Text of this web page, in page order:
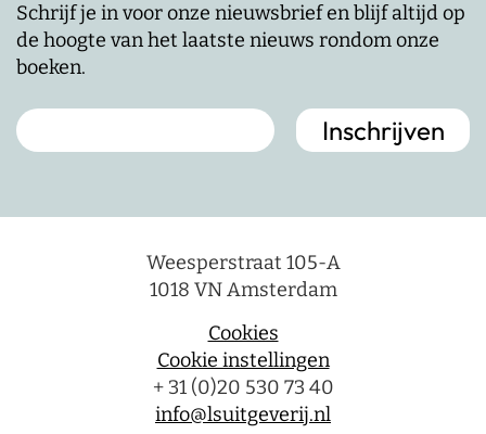
Schrijf je in voor onze nieuwsbrief en blijf altijd op
de hoogte van het laatste nieuws rondom onze
boeken.
Weesperstraat 105-A
1018 VN Amsterdam
Cookies
Cookie instellingen
+ 31 (0)20 530 73 40
info@lsuitgeverij.nl